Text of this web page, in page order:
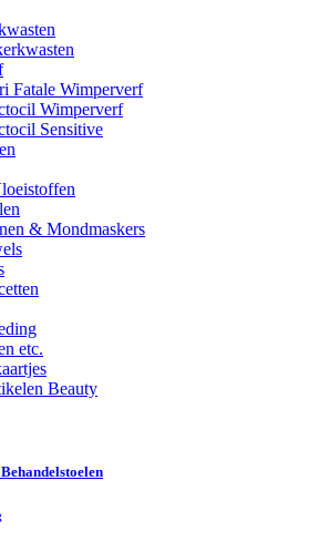
Fatale Wimperverf
Wimperverf
Sensitive
& Mondmaskers
etc.
Beauty